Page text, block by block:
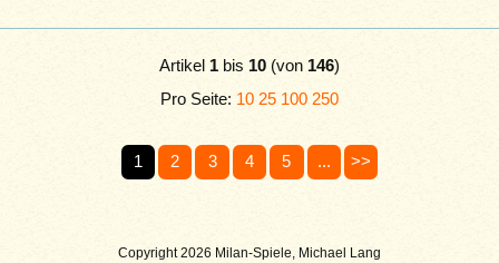
Copyright 2026 Milan-Spiele, Michael Lang
Artikel 1 bis 10 (von 146)
Pro Seite: 10 25 100 250
1 2 3 4 5 ... >>